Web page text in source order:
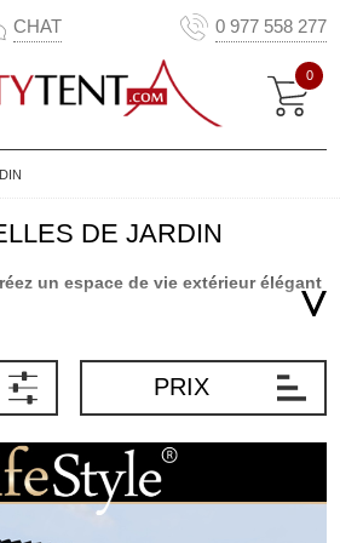
CHAT 0 977 558 277
0
DE JARDIN
un espace de vie extérieur élégant
extérieur agréable et protégé. Que
coin repas couvert, un salon de jardin
une touche d'élégance à votre
vous permet de profiter pleinement
pendant une grande partie de l'année.
PRIX